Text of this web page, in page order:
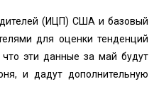
(ИЦП) США и базовый
для оценки тенденций
эти данные за май будут
и дадут дополнительную